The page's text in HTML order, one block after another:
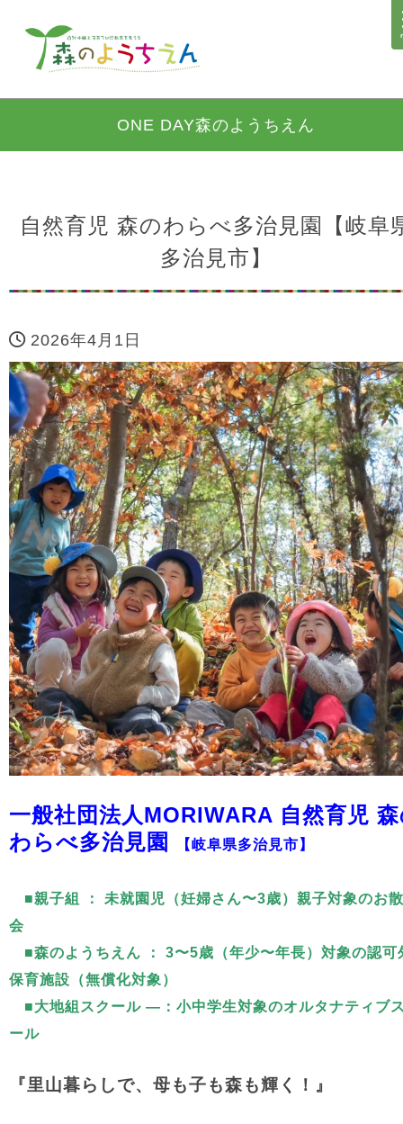
ONE DAY森のようちえん
自然育児 森のわらべ多治見園【岐阜
多治見市】
2026年4月1日
一般社団法人MORIWARA 自然育児
わらべ多治見園
【岐阜県多治見市】
■親子組 ： 未就園児（妊婦さん〜3歳）親子対象のお
会
■森のようちえん ： 3〜5歳（年少〜年長）対象の認可
保育施設（無償化対象）
■大地組スクール —：小中学生対象のオルタナティブ
ール
『里山暮らしで、母も子も森も輝く！ 』